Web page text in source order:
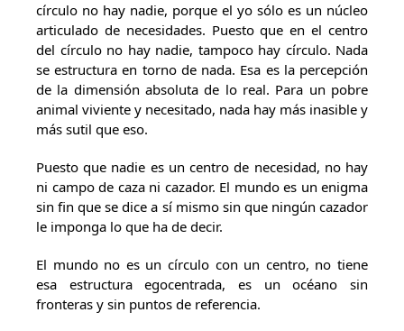
círculo no hay nadie, porque el yo sólo es un núcleo
articulado de necesidades. Puesto que en el centro
del círculo no hay nadie, tampoco hay círculo. Nada
se estructura en torno de nada. Esa es la percepción
de la dimensión absoluta de lo real. Para un pobre
animal viviente y necesitado, nada hay más inasible y
más sutil que eso.
Puesto que nadie es un centro de necesidad, no hay
ni campo de caza ni cazador. El mundo es un enigma
sin fin que se dice a sí mismo sin que ningún cazador
le imponga lo que ha de decir.
El mundo no es un círculo con un centro, no tiene
esa estructura egocentrada, es un océano sin
fronteras y sin puntos de referencia.